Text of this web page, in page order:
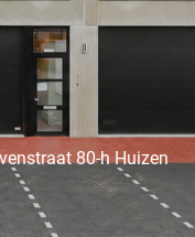
80-h Huizen